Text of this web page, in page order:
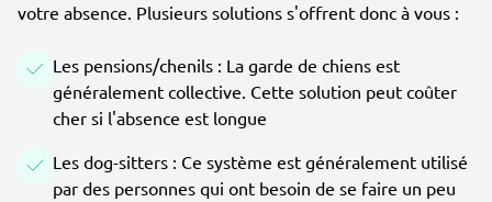
votre absence. Plusieurs solutions s'offrent donc à vous :
Les pensions/chenils : La garde de chiens est
généralement collective. Cette solution peut coûter
cher si l'absence est longue
Les dog-sitters : Ce système est généralement utilisé
par des personnes qui ont besoin de se faire un peu